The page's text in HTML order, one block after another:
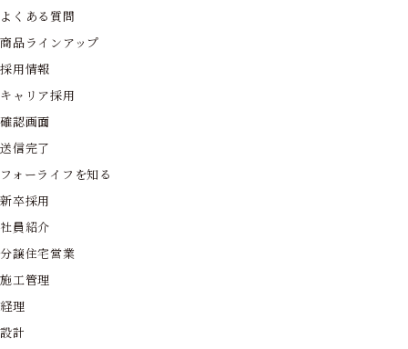
よくある質問
商品ラインアップ
採用情報
キャリア採用
確認画面
送信完了
フォーライフを知る
新卒採用
社員紹介
分譲住宅営業
施工管理
経理
設計